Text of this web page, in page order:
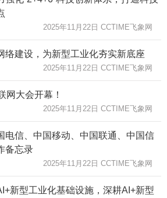
2025年11月22日 CCTIME飞象网
络建设，为新型工业化夯实新底座
2025年11月22日 CCTIME飞象网
网大会开幕！
2025年11月22日 CCTIME飞象网
电信、中国移动、中国联通、中国信
备忘录
2025年11月22日 CCTIME飞象网
新型工业化基础设施，深耕AI+新型